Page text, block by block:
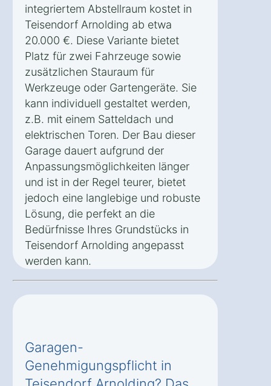
integriertem Abstellraum kostet in
Teisendorf Arnolding ab etwa
20.000 €. Diese Variante bietet
Platz für zwei Fahrzeuge sowie
zusätzlichen Stauraum für
Werkzeuge oder Gartengeräte. Sie
kann individuell gestaltet werden,
z.B. mit einem Satteldach und
elektrischen Toren. Der Bau dieser
Garage dauert aufgrund der
Anpassungsmöglichkeiten länger
und ist in der Regel teurer, bietet
jedoch eine langlebige und robuste
Lösung, die perfekt an die
Bedürfnisse Ihres Grundstücks in
Teisendorf Arnolding angepasst
werden kann.
Garagen-
Genehmigungspflicht in